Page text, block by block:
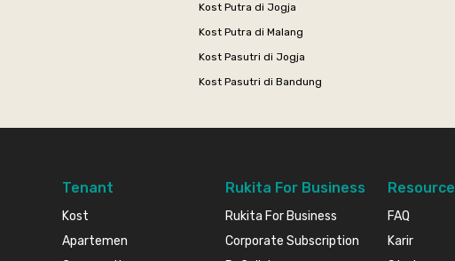
Kost Putra di Jogja
Kost Putra di Malang
Kost Pasutri di Jogja
Kost Pasutri di Bandung
Tenant
Kost
Apartemen
Rukita For Business
Rukita For Business
Corporate Subscription
Resource
FAQ
Karir